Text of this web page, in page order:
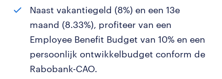
Naast vakantiegeld (8%) en een 13e
maand (8.33%), profiteer van een
Employee Benefit Budget van 10% en een
persoonlijk ontwikkelbudget conform de
Rabobank-CAO.